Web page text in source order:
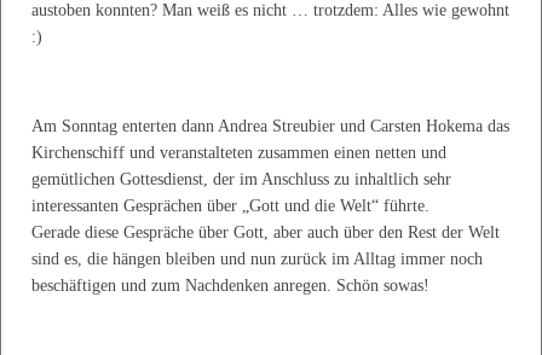
austoben konnten? Man weiß es nicht … trotzdem: Alles wie gewohnt
:)
Am Sonntag enterten dann Andrea Streubier und Carsten Hokema das
Kirchenschiff und veranstalteten zusammen einen netten und
gemütlichen Gottesdienst, der im Anschluss zu inhaltlich sehr
interessanten Gesprächen über „Gott und die Welt“ führte.
Gerade diese Gespräche über Gott, aber auch über den Rest der Welt
sind es, die hängen bleiben und nun zurück im Alltag immer noch
beschäftigen und zum Nachdenken anregen. Schön sowas!